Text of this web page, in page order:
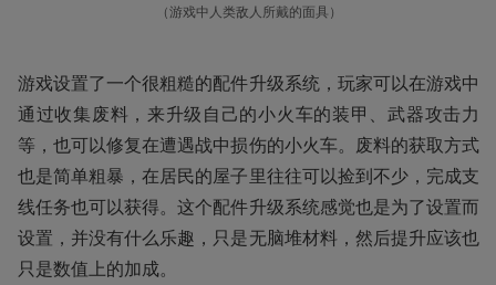
（游戏中人类敌人所戴的面具）
游戏设置了一个很粗糙的配件升级系统，玩家可以在游戏中
通过收集废料，来升级自己的小火车的装甲、武器攻击力
等，也可以修复在遭遇战中损伤的小火车。废料的获取方式
也是简单粗暴，在居民的屋子里往往可以捡到不少，完成支
线任务也可以获得。这个配件升级系统感觉也是为了设置而
设置，并没有什么乐趣，只是无脑堆材料，然后提升应该也
只是数值上的加成。